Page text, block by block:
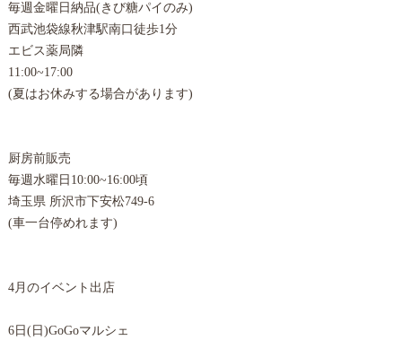
毎週金曜日納品(きび糖パイのみ)
西武池袋線秋津駅南口徒歩1分
エビス薬局隣
11:00~17:00
(夏はお休みする場合があります)
厨房前販売
毎週水曜日10:00~16:00頃
埼玉県 所沢市下安松749-6
(車一台停めれます)
4月のイベント出店
6日(日)GoGoマルシェ